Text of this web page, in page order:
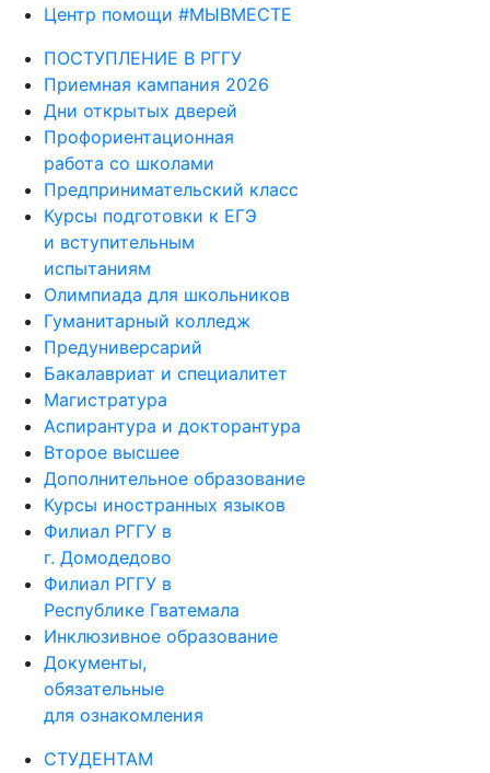
Центр помощи #МЫВМЕСТЕ
ПОСТУПЛЕНИЕ В РГГУ
Приемная кампания 2026
Дни открытых дверей
Профориентационная
работа со школами
Предпринимательский класс
Курсы подготовки к ЕГЭ
и вступительным
испытаниям
Олимпиада для школьников
Гуманитарный колледж
Предуниверсарий
Бакалавриат и специалитет
Магистратура
Аспирантура и докторантура
Второе высшее
Дополнительное образование
Курсы иностранных языков
Филиал РГГУ в
г. Домодедово
Филиал РГГУ в
Республике Гватемала
Инклюзивное образование
Документы,
обязательные
для ознакомления
СТУДЕНТАМ